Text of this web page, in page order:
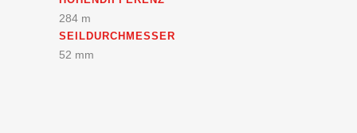
284 m
SEILDURCHMESSER
52 mm